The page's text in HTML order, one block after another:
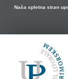
Naša spletna stran